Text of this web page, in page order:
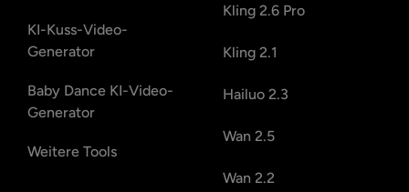
KI-Kuss-Video-
Generator
Baby Dance KI-Video-
Generator
Weitere Tools
Kling 2.6 Pro
Kling 2.1
Hailuo 2.3
Wan 2.5
Wan 2.2